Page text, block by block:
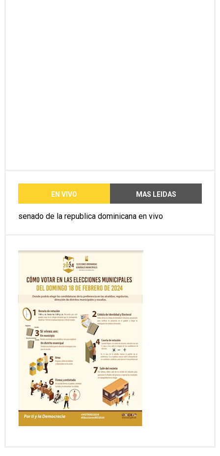
EN VIVO MAS LEIDAS
senado de la republica dominicana en vivo